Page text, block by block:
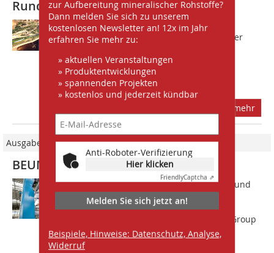
zur Aufbereitung mineralischer Rohstoffe?
Dann melden Sie sich zu unserem
kostenlosen Newsletter an! 12x im Jahr
erfahren Sie mehr zu:
» aktuellen Veranstaltungen
» Produktentwicklungen
» spannenden Projekten
» kostenlos und jederzeit kündbar
Anti-Roboter-Verifizierung
Hier klicken
FriendlyCaptcha ⇗
Melden Sie sich jetzt an!
Beispiele, Hinweise: Datenschutz, Analyse,
Widerruf
Rund ums Schüttgut
Die BEUMER Group informiert auf der
SOLIDS Dortmund am Stand C09-4 über
Palettieren und Verpacken
unterschiedlicher Schüttgüter für die
Zement-, Baustoff-...
mehr
Ausgabe 09/2023
BEUMER Group GmbH & Co. KG
Hersteller müssen Baustoffe, Zement und
(petro-)chemische Produkte fördern,
verladen, abfüllen, palettieren und
verpacken  dafür bietet die BEUMER Group
die passenden Lösungen. Auf der
POWTECH...